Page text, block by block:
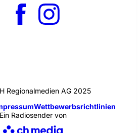
Regionalmedien AG 2025
Wettbewerbsrichtlinien
Ein Radiosender von